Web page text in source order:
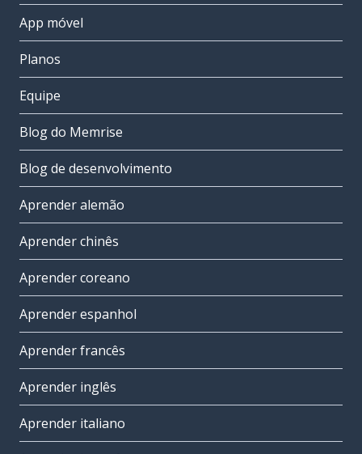
App móvel
Planos
Equipe
Blog do Memrise
Blog de desenvolvimento
Aprender alemão
Aprender chinês
Aprender coreano
Aprender espanhol
Aprender francês
Aprender inglês
Aprender italiano